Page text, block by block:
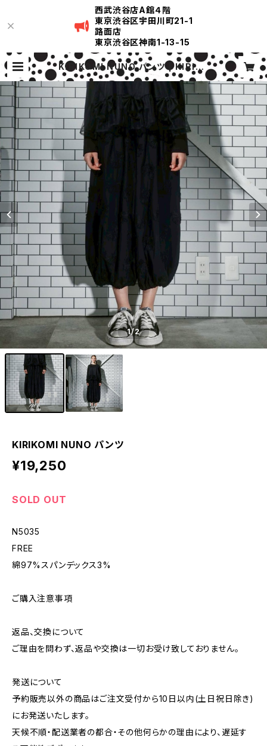
西武渋谷店A館４階
東京渋谷区宇田川町21-1
路面店
東京渋谷区神南1-13-15
KIRIKOMI NUNO パンツ | KIRIKO
MI
1/2
KIRIKOMI NUNO パンツ
¥19,250
SOLD OUT
N5035
FREE
綿97%スパンデックス3%
ご購入注意事項
返品、交換について
ご理由を問わず、返品や交換は一切お受け致しておりません。
発送について
予約販売以外の商品はご注文受付から10日以内(土日祝日除き)
にお発送いたします。
天候不順・配送業者の都合・その他何らかの理由により、遅延す